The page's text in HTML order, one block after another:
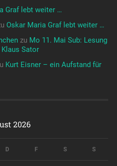
Graf lebt weiter …
Oskar Maria Graf lebt weiter …
zu Mo 11. Mai Sub: Lesung
Sator
Kurt Eisner – ein Aufstand für
2026
D F S S